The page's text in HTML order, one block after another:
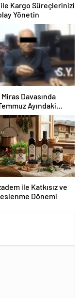
Kargo Süreçlerinizi
Yönetin
Miras Davasında
Ayındaki
Çevrildi
ile Katkısız ve
Dönemi